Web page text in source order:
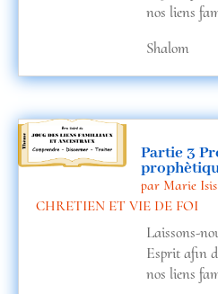
o
n
nos liens
Shalom
Partie 3
par Marie
CHRETIEN ET VIE DE FOI
Laissons-
Esprit afin
nos liens